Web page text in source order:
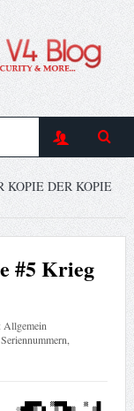
KOPIE DER KOPIE
#5 Krieg
Allgemein
Seriennummern